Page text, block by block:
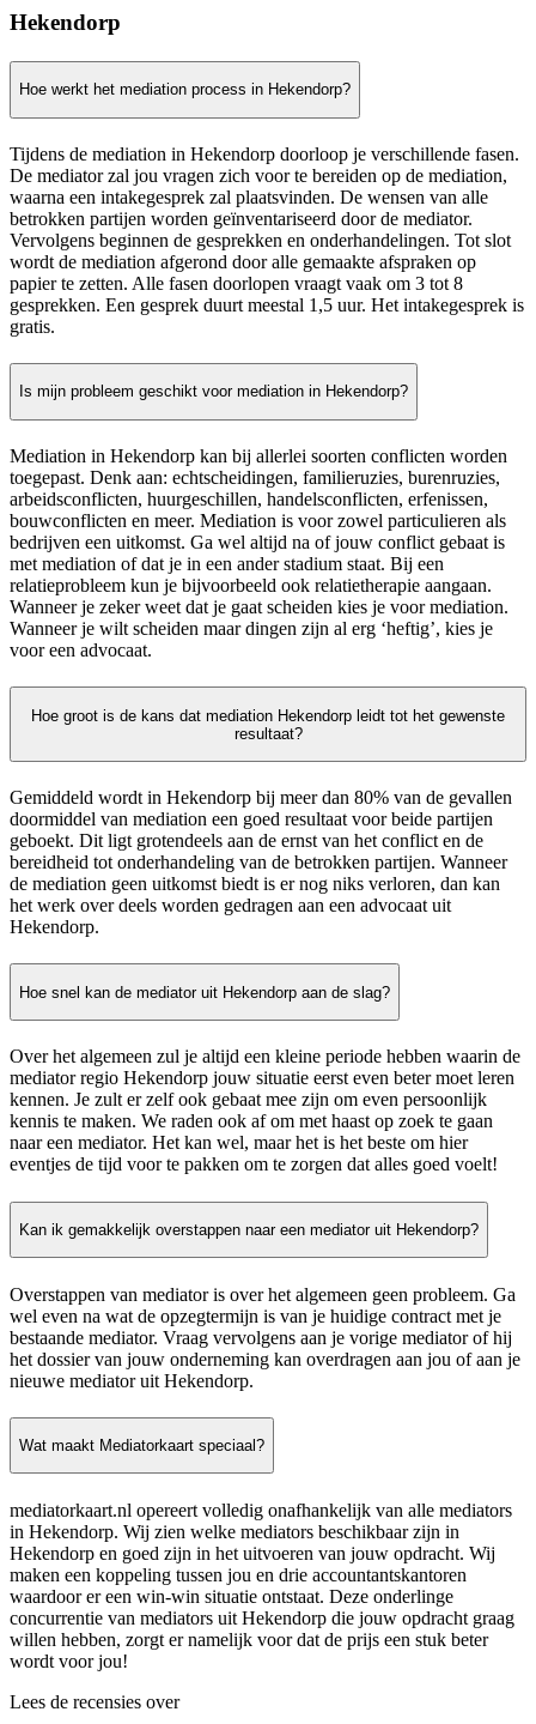
Hekendorp
Hoe werkt het mediation process in Hekendorp?
Tijdens de mediation in Hekendorp doorloop je verschillende fasen.
De mediator zal jou vragen zich voor te bereiden op de mediation,
waarna een intakegesprek zal plaatsvinden. De wensen van alle
betrokken partijen worden geïnventariseerd door de mediator.
Vervolgens beginnen de gesprekken en onderhandelingen. Tot slot
wordt de mediation afgerond door alle gemaakte afspraken op
papier te zetten. Alle fasen doorlopen vraagt vaak om 3 tot 8
gesprekken. Een gesprek duurt meestal 1,5 uur. Het intakegesprek is
gratis.
Is mijn probleem geschikt voor mediation in Hekendorp?
Mediation in Hekendorp kan bij allerlei soorten conflicten worden
toegepast. Denk aan: echtscheidingen, familieruzies, burenruzies,
arbeidsconflicten, huurgeschillen, handelsconflicten, erfenissen,
bouwconflicten en meer. Mediation is voor zowel particulieren als
bedrijven een uitkomst. Ga wel altijd na of jouw conflict gebaat is
met mediation of dat je in een ander stadium staat. Bij een
relatieprobleem kun je bijvoorbeeld ook relatietherapie aangaan.
Wanneer je zeker weet dat je gaat scheiden kies je voor mediation.
Wanneer je wilt scheiden maar dingen zijn al erg ‘heftig’, kies je
voor een advocaat.
Hoe groot is de kans dat mediation Hekendorp leidt tot het gewenste
resultaat?
Gemiddeld wordt in Hekendorp bij meer dan 80% van de gevallen
doormiddel van mediation een goed resultaat voor beide partijen
geboekt. Dit ligt grotendeels aan de ernst van het conflict en de
bereidheid tot onderhandeling van de betrokken partijen. Wanneer
de mediation geen uitkomst biedt is er nog niks verloren, dan kan
het werk over deels worden gedragen aan een advocaat uit
Hekendorp.
Hoe snel kan de mediator uit Hekendorp aan de slag?
Over het algemeen zul je altijd een kleine periode hebben waarin de
mediator regio Hekendorp jouw situatie eerst even beter moet leren
kennen. Je zult er zelf ook gebaat mee zijn om even persoonlijk
kennis te maken. We raden ook af om met haast op zoek te gaan
naar een mediator. Het kan wel, maar het is het beste om hier
eventjes de tijd voor te pakken om te zorgen dat alles goed voelt!
Kan ik gemakkelijk overstappen naar een mediator uit Hekendorp?
Overstappen van mediator is over het algemeen geen probleem. Ga
wel even na wat de opzegtermijn is van je huidige contract met je
bestaande mediator. Vraag vervolgens aan je vorige mediator of hij
het dossier van jouw onderneming kan overdragen aan jou of aan je
nieuwe mediator uit Hekendorp.
Wat maakt Mediatorkaart speciaal?
mediatorkaart.nl opereert volledig onafhankelijk van alle mediators
in Hekendorp. Wij zien welke mediators beschikbaar zijn in
Hekendorp en goed zijn in het uitvoeren van jouw opdracht. Wij
maken een koppeling tussen jou en drie accountantskantoren
waardoor er een win-win situatie ontstaat. Deze onderlinge
concurrentie van mediators uit Hekendorp die jouw opdracht graag
willen hebben, zorgt er namelijk voor dat de prijs een stuk beter
wordt voor jou!
Lees de recensies over